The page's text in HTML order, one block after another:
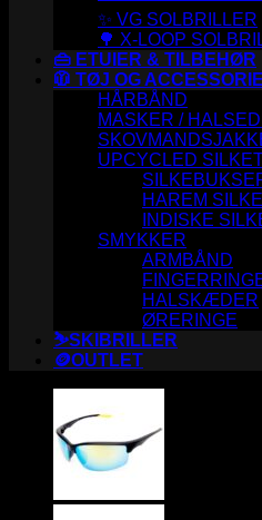
✨ VG SOLBRILLER
🌳 X-LOOP
👜 ETUIER & TILBEHØR
🧥 TØJ OG
HÅRBÅND
MASKER /
UPCYCLED
HAREM
INDISKE
SMYKKER
ARMBÅND
HALSKÆDER
ØRERINGE
⛷️SKIBRILLER
🪙OUTLET